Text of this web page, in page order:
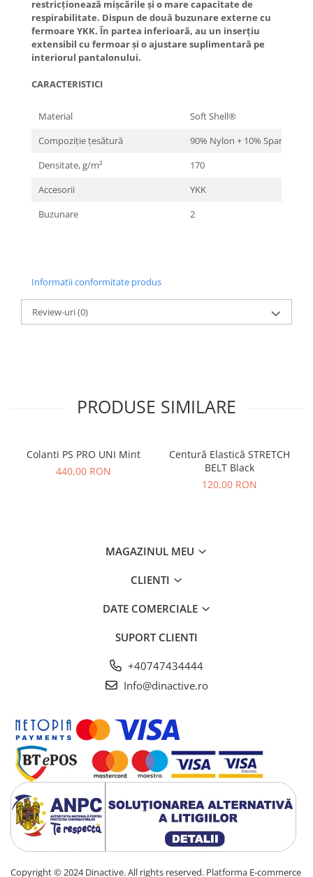
restricționează mișcările și o mare capacitate de
respirabilitate. Dispun de două buzunare externe cu
fermoare YKK. În partea inferioară, au un inserțiu
extensibil cu fermoar și o ajustare suplimentară pe
interiorul pantalonului.
CARACTERISTICI
Material
Soft Shell®️
Compoziție țesătură
90% Nylon + 10% Spandex
Densitate, g/m²
170
Accesorii
YKK
Buzunare
2
Informatii conformitate produs
Review-uri(0)
PRODUSE SIMILARE
Colanti PS PRO UNI Mint
440,00 RON
Centură Elastică STRETCH
BELT Black
120,00 RON
MAGAZINUL MEU
CLIENTI
DATE COMERCIALE
SUPORT CLIENTI
+40747434444
Info@dinactive.ro
Copyright © 2024 Dinactive. All rights reserved. Platforma E-commerce